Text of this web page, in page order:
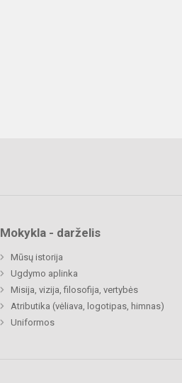
Mokykla - darželis
Mūsų istorija
Ugdymo aplinka
Misija, vizija, filosofija, vertybės
Atributika (vėliava, logotipas, himnas)
Uniformos